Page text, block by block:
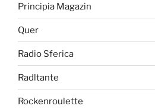
Principia Magazin
Quer
Radio Sferica
Radltante
Rockenroulette